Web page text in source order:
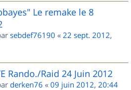
Le remake le 8
sebdef76190 « 22 sept. 2012,
Rando./Raid 24 Juin 2012
derken76 « 09 juin 2012, 20:44